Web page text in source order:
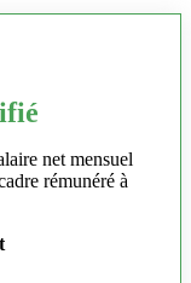
net mensuel
rémunéré à